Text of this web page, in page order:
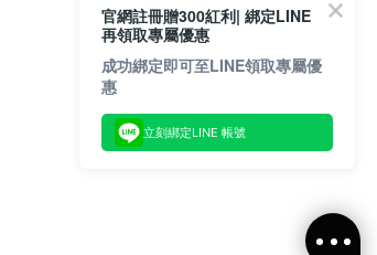
官網註冊贈300紅利| 綁定LINE
再領取專屬優惠
成功綁定即可至LINE領取專屬優
惠
立刻綁定LINE 帳號